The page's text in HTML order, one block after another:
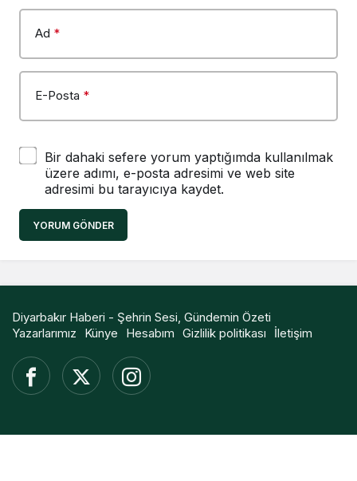
Ad *
E-Posta *
Bir dahaki sefere yorum yaptığımda kullanılmak
üzere adımı, e-posta adresimi ve web site
adresimi bu tarayıcıya kaydet.
YORUM GÖNDER
Diyarbakır Haberi - Şehrin Sesi, Gündemin Özeti
Yazarlarımız
Künye Hesabım Gizlilik politikası İletişim